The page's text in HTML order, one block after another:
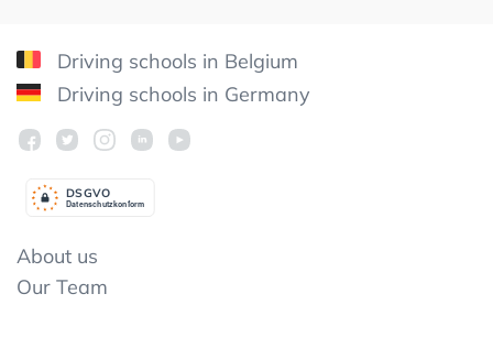
Driving schools in Belgium
Driving schools in Germany
Datenschutzkonform
DSGVO
About us
Our Team